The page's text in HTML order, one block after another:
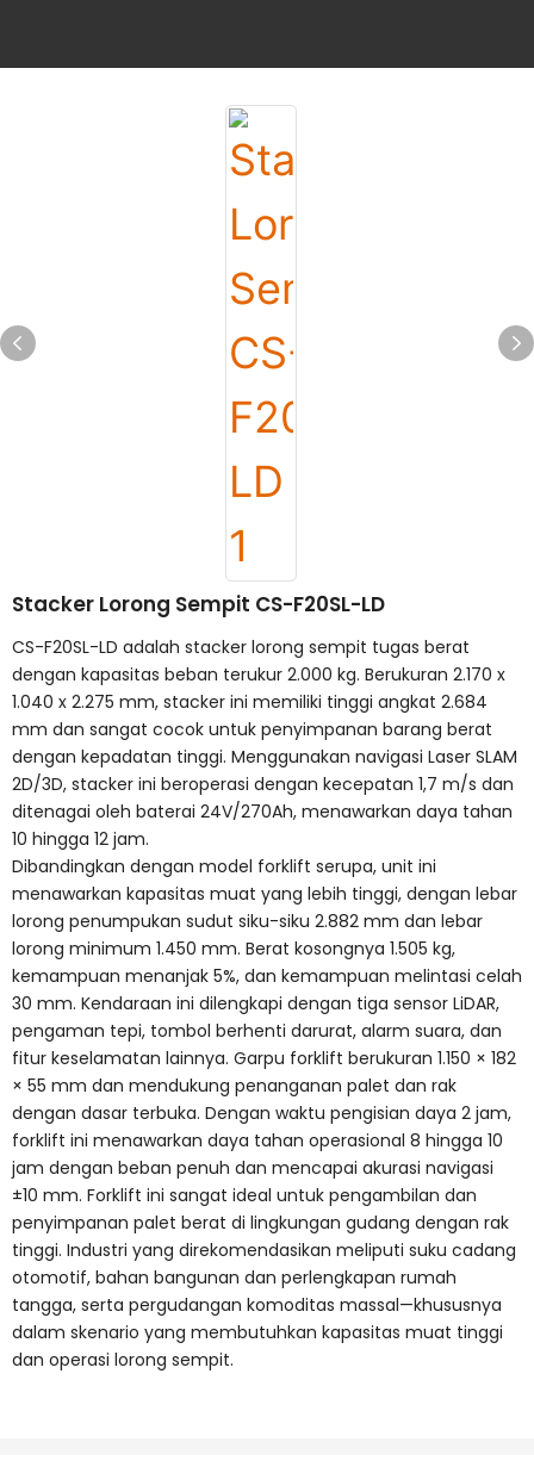
Stacker Lorong Sempit CS-F20SL-LD
CS-F20SL-LD adalah stacker lorong sempit tugas berat
dengan kapasitas beban terukur 2.000 kg. Berukuran 2.170 x
1.040 x 2.275 mm, stacker ini memiliki tinggi angkat 2.684
mm dan sangat cocok untuk penyimpanan barang berat
dengan kepadatan tinggi. Menggunakan navigasi Laser SLAM
2D/3D, stacker ini beroperasi dengan kecepatan 1,7 m/s dan
ditenagai oleh baterai 24V/270Ah, menawarkan daya tahan
10 hingga 12 jam.
Dibandingkan dengan model forklift serupa, unit ini
menawarkan kapasitas muat yang lebih tinggi, dengan lebar
lorong penumpukan sudut siku-siku 2.882 mm dan lebar
lorong minimum 1.450 mm. Berat kosongnya 1.505 kg,
kemampuan menanjak 5%, dan kemampuan melintasi celah
30 mm. Kendaraan ini dilengkapi dengan tiga sensor LiDAR,
pengaman tepi, tombol berhenti darurat, alarm suara, dan
fitur keselamatan lainnya. Garpu forklift berukuran 1.150 × 182
× 55 mm dan mendukung penanganan palet dan rak
dengan dasar terbuka. Dengan waktu pengisian daya 2 jam,
forklift ini menawarkan daya tahan operasional 8 hingga 10
jam dengan beban penuh dan mencapai akurasi navigasi
±10 mm. Forklift ini sangat ideal untuk pengambilan dan
penyimpanan palet berat di lingkungan gudang dengan rak
tinggi. Industri yang direkomendasikan meliputi suku cadang
otomotif, bahan bangunan dan perlengkapan rumah
tangga, serta pergudangan komoditas massal—khususnya
dalam skenario yang membutuhkan kapasitas muat tinggi
dan operasi lorong sempit.